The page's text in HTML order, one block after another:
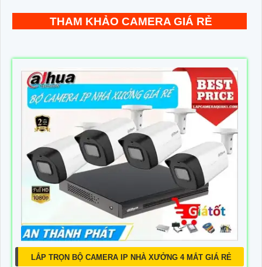
THAM KHẢO CAMERA GIÁ RẺ
LẮP TRỌN BỘ CAMERA IP NHÀ XƯỞNG 4 MẮT GIÁ RẺ